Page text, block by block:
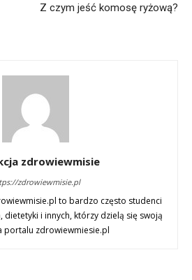
Z czym jeść komosę ryżową?
zdrowiewmisie
zdrowiewmisie.pl
to bardzo często studenci
dietetyki i innych, którzy dzielą się swoją
portalu zdrowiewmiesie.pl